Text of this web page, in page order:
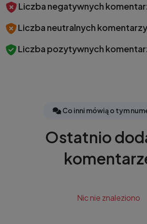
Liczba negatywnych
Liczba neutralnych
Liczba pozytywnych
Co inni mówią o tym
Ostatnio
Nic nie znaleziono